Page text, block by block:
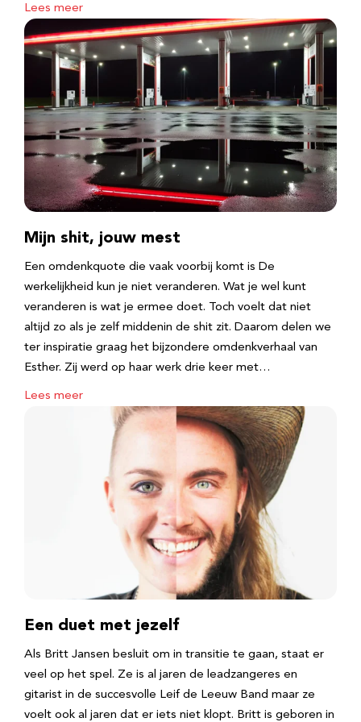
Lees meer
Mijn shit, jouw mest
Een omdenkquote die vaak voorbij komt is De
werkelijkheid kun je niet veranderen. Wat je wel kunt
veranderen is wat je ermee doet. Toch voelt dat niet
altijd zo als je zelf middenin de shit zit. Daarom delen we
ter inspiratie graag het bijzondere omdenkverhaal van
Esther. Zij werd op haar werk drie keer met…
Lees meer
Een duet met jezelf
Als Britt Jansen besluit om in transitie te gaan, staat er
veel op het spel. Ze is al jaren de leadzangeres en
gitarist in de succesvolle Leif de Leeuw Band maar ze
voelt ook al jaren dat er iets niet klopt. Britt is geboren in